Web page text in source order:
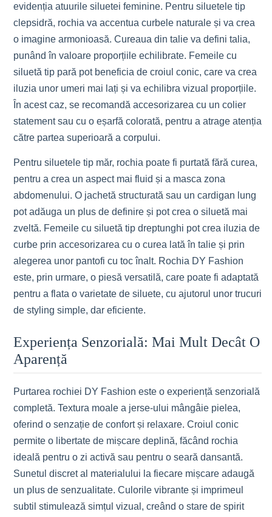
evidenția atuurile siluetei feminine. Pentru siluetele tip
clepsidră, rochia va accentua curbele naturale și va crea
o imagine armonioasă. Cureaua din talie va defini talia,
punând în valoare proporțiile echilibrate. Femeile cu
siluetă tip pară pot beneficia de croiul conic, care va crea
iluzia unor umeri mai lați și va echilibra vizual proporțiile.
În acest caz, se recomandă accesorizarea cu un colier
statement sau cu o eșarfă colorată, pentru a atrage atenția
către partea superioară a corpului.
Pentru siluetele tip măr, rochia poate fi purtată fără curea,
pentru a crea un aspect mai fluid și a masca zona
abdomenului. O jachetă structurată sau un cardigan lung
pot adăuga un plus de definire și pot crea o siluetă mai
zveltă. Femeile cu siluetă tip dreptunghi pot crea iluzia de
curbe prin accesorizarea cu o curea lată în talie și prin
alegerea unor pantofi cu toc înalt. Rochia DY Fashion
este, prin urmare, o piesă versatilă, care poate fi adaptată
pentru a flata o varietate de siluete, cu ajutorul unor trucuri
de styling simple, dar eficiente.
Experiența Senzorială: Mai Mult Decât O
Aparență
Purtarea rochiei DY Fashion este o experiență senzorială
completă. Textura moale a jerse-ului mângâie pielea,
oferind o senzație de confort și relaxare. Croiul conic
permite o libertate de mișcare deplină, făcând rochia
ideală pentru o zi activă sau pentru o seară dansantă.
Sunetul discret al materialului la fiecare mișcare adaugă
un plus de senzualitate. Culorile vibrante și imprimeul
subtil stimulează simțul vizual, creând o stare de spirit